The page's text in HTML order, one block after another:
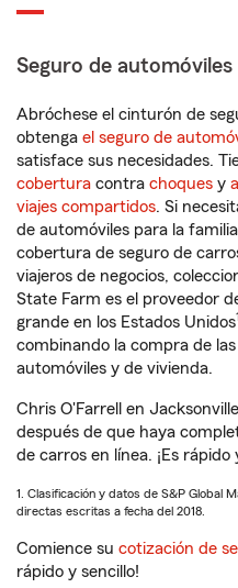
Seguro de automóviles
Abróchese el cinturón de
obtenga el seguro de
satisface sus necesidades.
cobertura contra choques y
viajes compartidos. Si
de automóviles para la
cobertura de seguro de
viajeros de negocios,
State Farm es el proveedor
grande en los Estados Unidos1
combinando la compra de
automóviles y de vivienda.
Chris O'Farrell en
después de que haya
de carros en línea. ¡Es rápido
1. Clasificación y datos de S&P Global
directas escritas a fecha del 2018.
Comience su cotización de
rápido y sencillo!